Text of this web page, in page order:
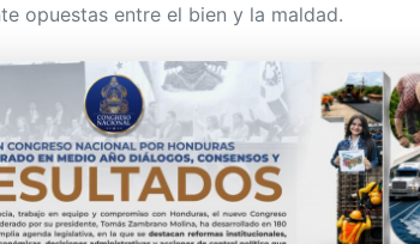
opuestas entre el bien y la maldad.